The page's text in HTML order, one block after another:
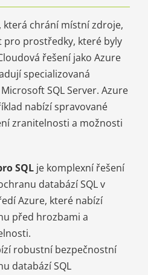
chrání místní zdroje,
prostředky, které byly
řešení jako Azure
specializovaná
SQL Server. Azure
nabízí spravované
zranitelnosti a možnosti
SQLje komplexní řešení
databází SQL v
Azure, které nabízí
před hrozbami a
robustní bezpečnostní
databází SQL